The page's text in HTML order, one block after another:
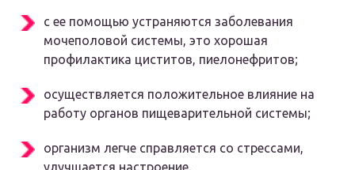
с ее помощью устраняются заболевания
мочеполовой системы, это хорошая
профилактика циститов, пиелонефритов;
осуществляется положительное влияние на
работу органов пищеварительной системы;
организм легче справляется со стрессами,